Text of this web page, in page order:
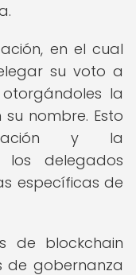
en el cual
su voto a
la
nombre. Esto
y la
los delegados
específicas de
de blockchain
de gobernanza